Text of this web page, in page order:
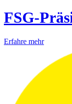
FSG-
Erfahre mehr